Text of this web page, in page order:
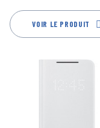
VOIR LE PRODUIT